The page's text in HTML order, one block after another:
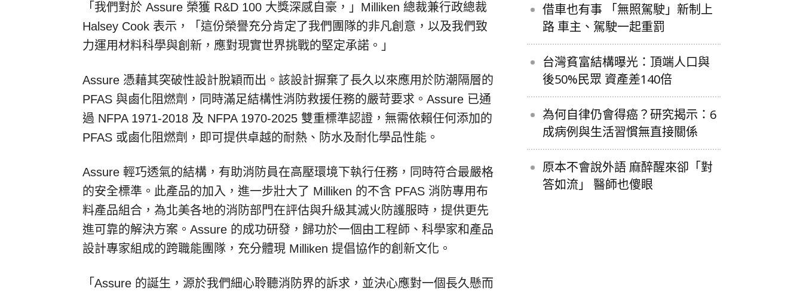
「我們對於 Assure 榮獲 R&D 100 大獎深感自豪，」Milliken 總裁兼行政總裁
Halsey Cook 表示，「這份榮譽充分肯定了我們團隊的非凡創意，以及我們致
力運用材料科學與創新，應對現實世界挑戰的堅定承諾。」
Assure 憑藉其突破性設計脫穎而出。該設計摒棄了長久以來應用於防潮隔層的
PFAS 與鹵化阻燃劑，同時滿足結構性消防救援任務的嚴苛要求。Assure 已通
過 NFPA 1971-2018 及 NFPA 1970-2025 雙重標準認證，無需依賴任何添加的
PFAS 或鹵化阻燃劑，即可提供卓越的耐熱、防水及耐化學品性能。
Assure 輕巧透氣的結構，有助消防員在高壓環境下執行任務，同時符合最嚴格
的安全標準。此產品的加入，進一步壯大了 Milliken 的不含 PFAS 消防專用布
料產品組合，為北美各地的消防部門在評估與升級其滅火防護服時，提供更先
進可靠的解決方案。Assure 的成功研發，歸功於一個由工程師、科學家和產品
設計專家組成的跨職能團隊，充分體現 Milliken 提倡協作的創新文化。
「Assure 的誕生，源於我們細心聆聽消防界的訴求，並決心應對一個長久懸而
借車也有事 「無照駕駛」新制上
路 車主、駕駛一起重罰
台灣貧富結構曝光：頂端人口與
後50%民眾 資產差140倍
為何自律仍會得癌？研究揭示：6
成病例與生活習慣無直接關係
原本不會說外語 麻醉醒來卻「對
答如流」 醫師也傻眼